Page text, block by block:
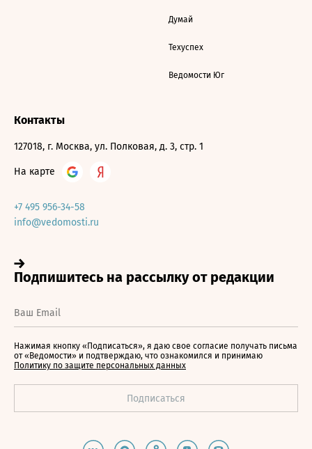
Думай
Техуспех
Ведомости Юг
Контакты
127018, г. Москва, ул. Полковая, д. 3, стр. 1
На карте
+7 495 956-34-58
info@vedomosti.ru
Нажимая кнопку «Подписаться», я даю свое согласие получать письма
от «Ведомости» и подтверждаю, что ознакомился и принимаю
Политику по защите персональных данных